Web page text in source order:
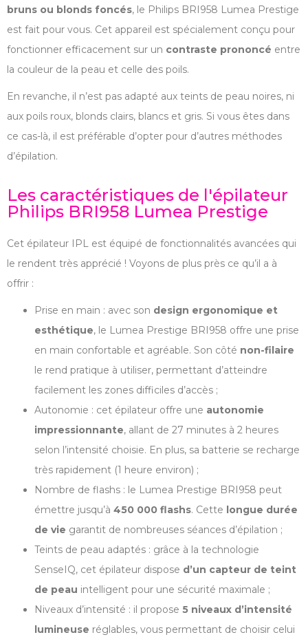
bruns ou blonds foncés, le Philips BRI958 Lumea Prestige
est fait pour vous. Cet appareil est spécialement conçu pour
fonctionner efficacement sur un contraste prononcé entre
la couleur de la peau et celle des poils.
En revanche, il n’est pas adapté aux teints de peau noires, ni
aux poils roux, blonds clairs, blancs et gris. Si vous êtes dans
ce cas-là, il est préférable d’opter pour d’autres méthodes
d’épilation.
Les caractéristiques de l'épilateur
Philips BRI958 Lumea Prestige
Cet épilateur IPL est équipé de fonctionnalités avancées qui
le rendent très apprécié ! Voyons de plus près ce qu’il a à
offrir :
Prise en main : avec son design ergonomique et
esthétique, le Lumea Prestige BRI958 offre une prise
en main confortable et agréable. Son côté non-filaire
le rend pratique à utiliser, permettant d’atteindre
facilement les zones difficiles d’accès ;
Autonomie : cet épilateur offre une autonomie
impressionnante, allant de 27 minutes à 2 heures
selon l’intensité choisie. En plus, sa batterie se recharge
très rapidement (1 heure environ) ;
Nombre de flashs : le Lumea Prestige BRI958 peut
émettre jusqu’à 450 000 flashs. Cette longue durée
de vie garantit de nombreuses séances d’épilation ;
Teints de peau adaptés : grâce à la technologie
SenseIQ, cet épilateur dispose d’un capteur de teint
de peau intelligent pour une sécurité maximale ;
Niveaux d’intensité : il propose 5 niveaux d’intensité
lumineuse réglables, vous permettant de choisir celui